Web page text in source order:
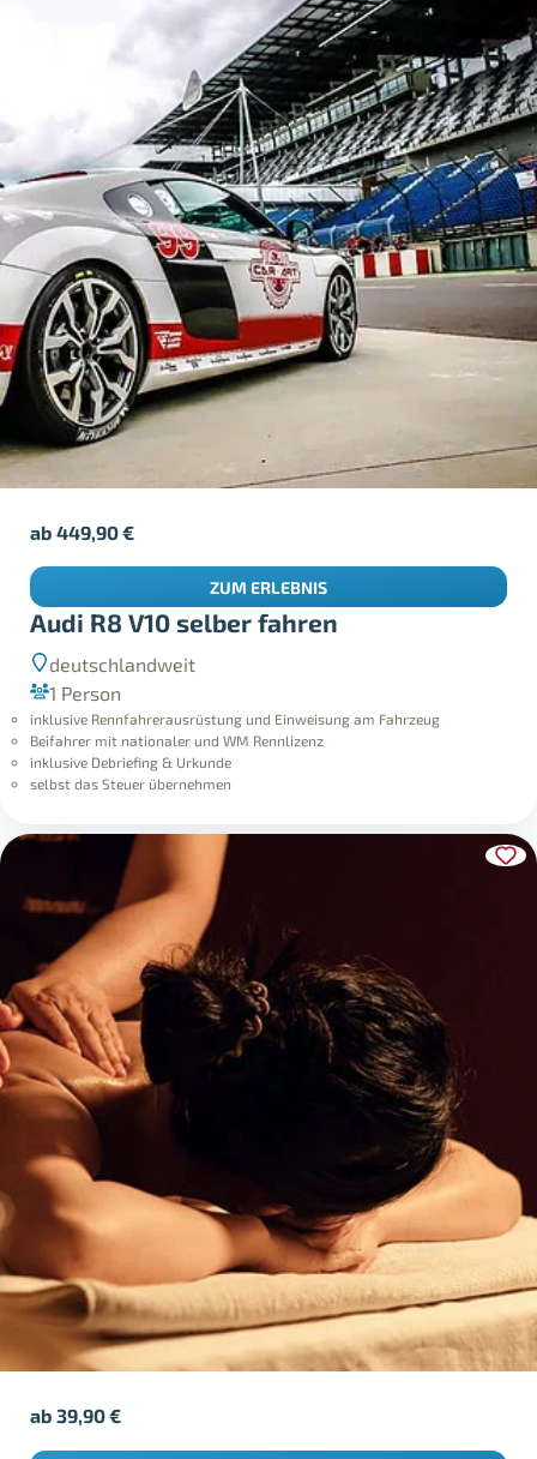
Audi R8 V10 selber fahren
deutschlandweit
1 Person
inklusive Rennfahrerausrüstung und Einweisung am Fahrzeug
Beifahrer mit nationaler und WM Rennlizenz
inklusive Debriefing & Urkunde
selbst das Steuer übernehmen
ab449,90€
ZUM ERLEBNIS
ab39,90€